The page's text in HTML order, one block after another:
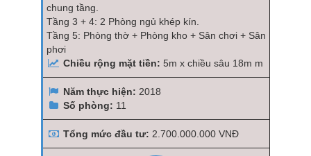
chung tầng.
Tầng 3 + 4: 2 Phòng ngủ khép kín.
Tầng 5: Phòng thờ + Phòng kho + Sân chơi + Sân
phơi
Chiều rộng mặt tiền: 5m x chiều sâu 18m m
Năm thực hiện: 2018
Số phòng: 11
Tổng mức đầu tư: 2.700.000.000 VNĐ